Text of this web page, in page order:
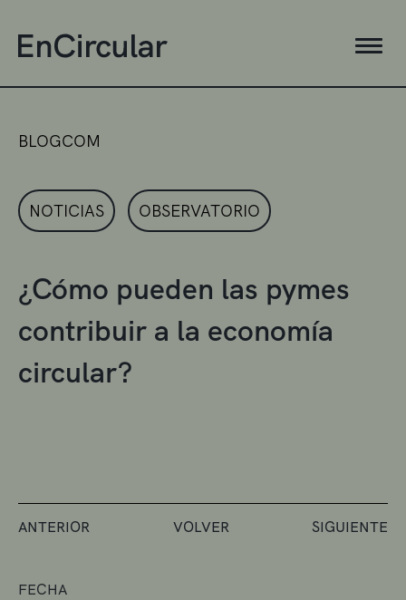
FECHA
BLOGCOM
NOTICIAS OBSERVATORIO
¿Cómo pueden las pymes
contribuir a la economía
circular?
ANTERIOR VOLVER SIGUIENTE